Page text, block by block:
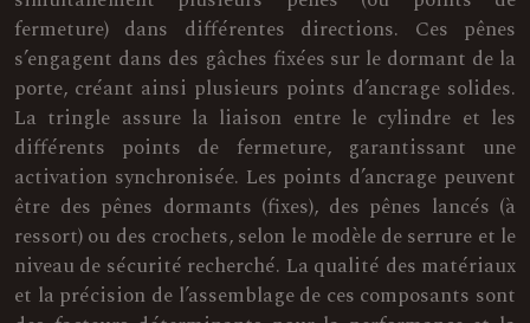
fermeture) dans différentes directions. Ces pênes
s’engagent dans des gâches fixées sur le dormant de la
porte, créant ainsi plusieurs points d’ancrage solides.
La tringle assure la liaison entre le cylindre et les
différents points de fermeture, garantissant une
activation synchronisée. Les points d’ancrage peuvent
être des pênes dormants (fixes), des pênes lancés (à
ressort) ou des crochets, selon le modèle de serrure et le
niveau de sécurité recherché. La qualité des matériaux
et la précision de l’assemblage de ces composants sont